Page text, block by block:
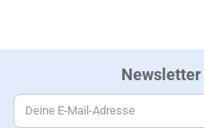
Newsletter